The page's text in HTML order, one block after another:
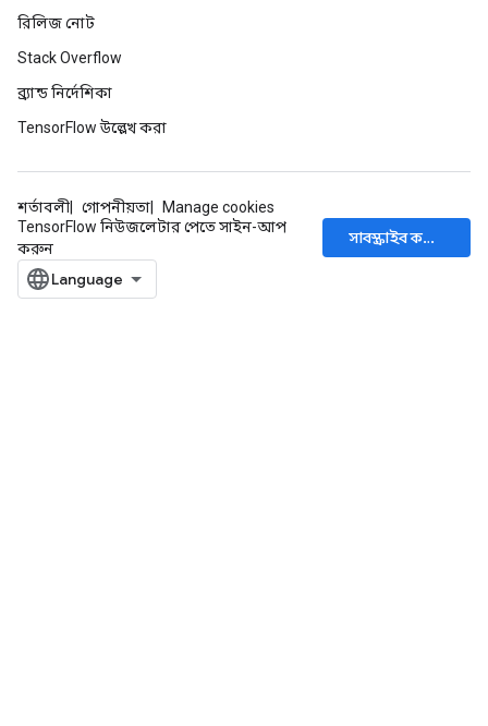
রিলিজ নোট
Stack Overflow
ব্র্যান্ড নির্দেশিকা
TensorFlow উল্লেখ করা
শর্তাবলী গোপনীয়তা
Manage cookies
TensorFlow নিউজলেটার পেতে সাইন-আপ
করুন
সাবস্ক্রাইব করুন